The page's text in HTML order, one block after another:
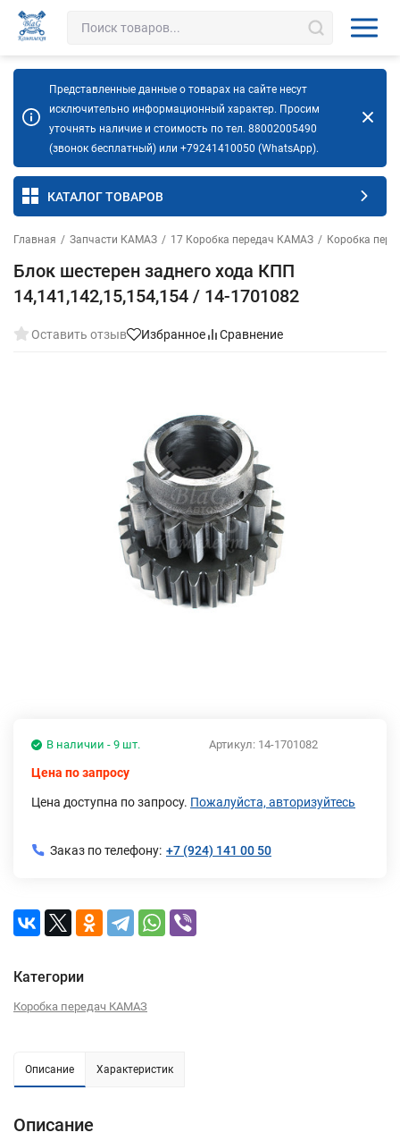
Представленные данные о товарах на сайте несут
исключительно информационный характер. Просим
уточнять наличие и стоимость по тел. 88002005490
(звонок бесплатный) или +79241410050 (WhatsApp).
КАТАЛОГ ТОВАРОВ
Главная / Запчасти КАМАЗ / 17 Коробка передач КАМАЗ / Коробка
Блок шестерен заднего хода КПП
14,141,142,15,154,154 / 14-1701082
Оставить отзыв Избранное Сравнение
Артикул: 14-1701082
В наличии - 9 шт.
Цена по запросу
Цена доступна по запросу. Пожалуйста, авторизуйтесь
Заказ по телефону: +7 (924) 141 00 50
Категории
Коробка передач КАМАЗ
Описание Характеристик
Описание